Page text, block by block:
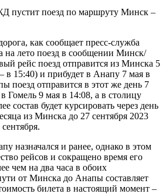
как сообщает пресс-служба
на лето поезд в сообщении Минск/
рейс поезд отправится из Минска 5
в 15:40) и прибудет в Анапу 7 мая в
поезд отправится в этот же день 7
Гомель 9 мая в 14:08, а в столицу
состав будет курсировать через день
из Минска до 27 сентября 2023
назначался и ранее, однако в этом
рейсов и сокращено время его
чем на два часа в обоих
от Минска до Анапы составляет
билета в настоящий момент –